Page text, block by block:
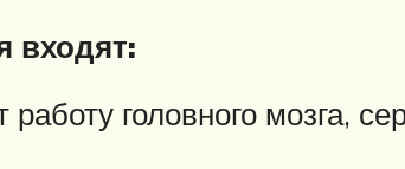
входят:
головного мозга,